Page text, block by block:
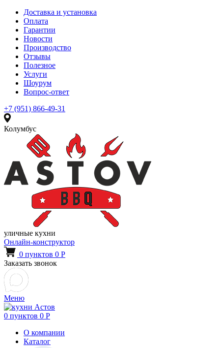
Доставка и установка
Оплата
Гарантии
Новости
Производство
Отзывы
Полезное
Услуги
Шоурум
Вопрос-ответ
+7 (951) 866-49-31
Колумбус
уличные кухни
Онлайн-конструктор
0 пунктов 0 Р
Заказать звонок
Меню
0 пунктов 0 Р
О компании
Каталог